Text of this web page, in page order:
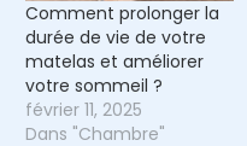
Comment prolonger la
durée de vie de votre
matelas et améliorer
votre sommeil ?
février 11, 2025
Dans "Chambre"